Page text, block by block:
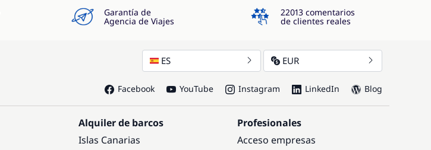
Garantía de
Agencia de Viajes
4.3
22013 comentarios
de clientes reales
ES EUR
Facebook YouTube Instagram LinkedIn Blog
Alquiler de barcos
Islas Canarias
Profesionales
Acceso empresas